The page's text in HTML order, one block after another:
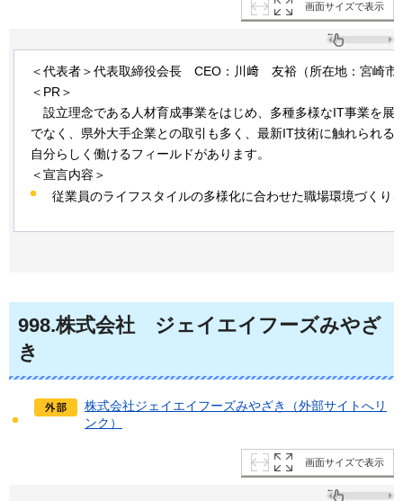
画面サイズで表示
＜代表者＞代表取締役会長 CEO ：川﨑 友裕（所在地：宮崎市
＜PR＞
設立理念である人材育成事業をはじめ、多種多様なIT事業を展
でなく、県外大手企業との取引も多く、最新IT技術に触れられる
自分らしく働けるフィールドがあります。
＜宣言内容＞
従業員のライフスタイルの多様化に合わせた職場環境づくり
998.株式会社 ジェイエイフーズみやざ
き
株式会社ジェイエイフーズみやざき（外部サイトへリ
ンク）
画面サイズで表示